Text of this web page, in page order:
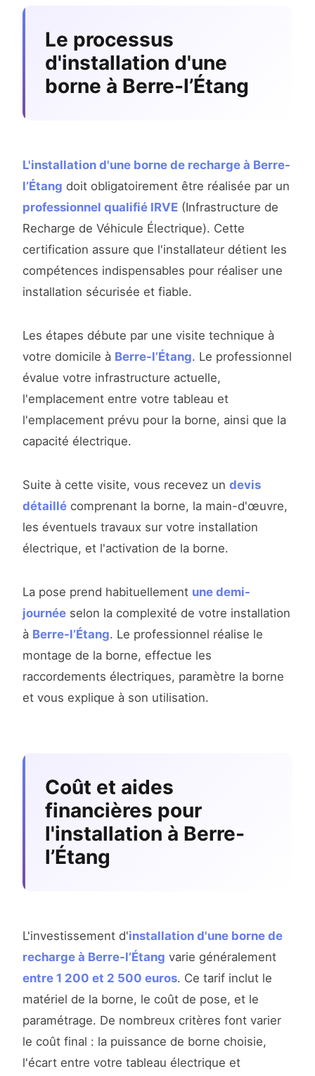
Le processus
d'installation d'une
borne à Berre-l’Étang
L'installation d'une borne de recharge à Berre-
l’Étang doit obligatoirement être réalisée par un
professionnel qualifié IRVE (Infrastructure de
Recharge de Véhicule Électrique). Cette
certification assure que l'installateur détient les
compétences indispensables pour réaliser une
installation sécurisée et fiable.
Les étapes débute par une visite technique à
votre domicile à Berre-l’Étang. Le professionnel
évalue votre infrastructure actuelle,
l'emplacement entre votre tableau et
l'emplacement prévu pour la borne, ainsi que la
capacité électrique.
Suite à cette visite, vous recevez un devis
détaillé comprenant la borne, la main-d'œuvre,
les éventuels travaux sur votre installation
électrique, et l'activation de la borne.
La pose prend habituellement une demi-
journée selon la complexité de votre installation
à Berre-l’Étang. Le professionnel réalise le
montage de la borne, effectue les
raccordements électriques, paramètre la borne
et vous explique à son utilisation.
Coût et aides
financières pour
l'installation à Berre-
l’Étang
L'investissement d'installation d'une borne de
recharge à Berre-l’Étang varie généralement
entre 1 200 et 2 500 euros. Ce tarif inclut le
matériel de la borne, le coût de pose, et le
paramétrage. De nombreux critères font varier
le coût final : la puissance de borne choisie,
l'écart entre votre tableau électrique et